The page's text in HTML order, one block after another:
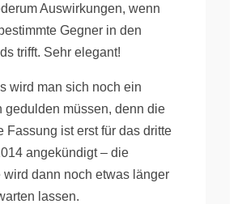
Auswirkungen, wenn
Gegner in den
trifft. Sehr elegant!
wird man sich noch ein
gedulden müssen, denn die
Fassung ist erst für das dritte
angekündigt – die
wird dann noch etwas länger
lassen.